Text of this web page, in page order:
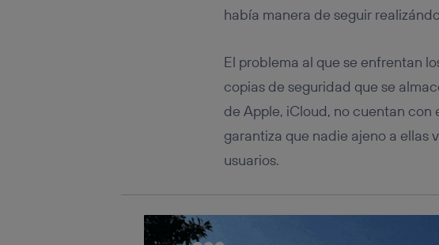
había manera de seguir
El problema al que se enfrentan
copias de seguridad que se
de Apple, iCloud, no cuentan
garantiza que nadie ajeno a ellas
usuarios.